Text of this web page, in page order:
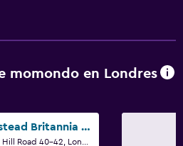
momondo en Londres
Hampstead Britannia Hotel